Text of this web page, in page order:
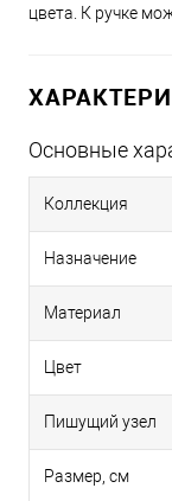
цвета. К ручке
Основные
Коллекция
Назначение
Материал
Цвет
Пишущий узел
Размер, см